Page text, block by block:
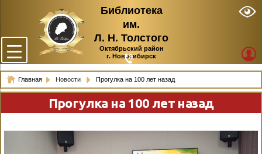
Библиотека
им.
Л. Н. Толстого
Октябрьский район
г. Новосибирск
Главная Новости Прогулка на 100 лет назад
Прогулка на 100 лет назад